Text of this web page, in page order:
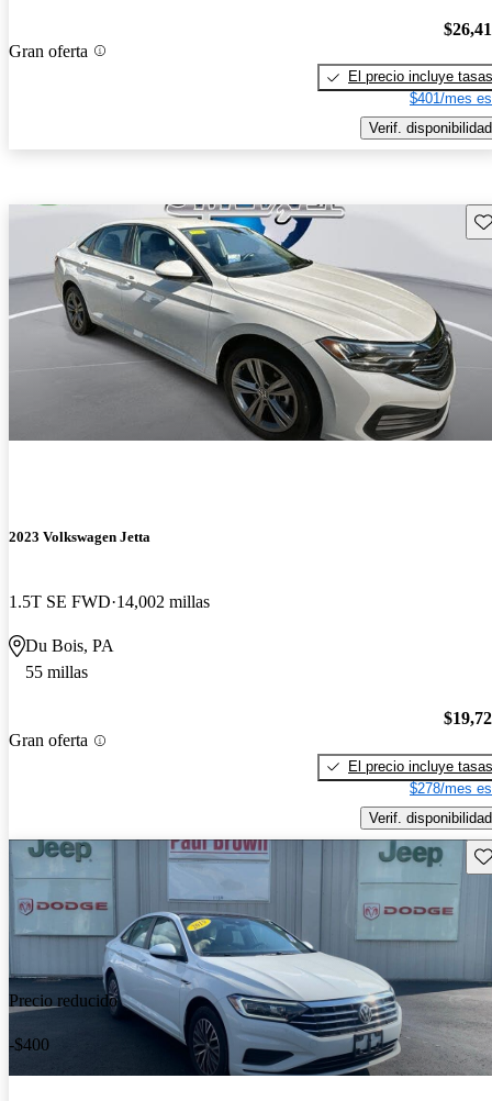
Gran oferta
El precio incluye tasas
$401/mes
Verif. disponibilidad
2023 Volkswagen Jetta
1.5T SE FWD 14,002 millas
Du Bois, PA
55 millas
Gran oferta
El precio incluye tasas
$278/mes
Verif. disponibilidad
Precio reducido
-$400